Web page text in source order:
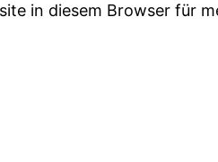
in diesem Browser für